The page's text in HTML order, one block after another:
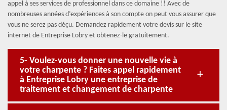
appel à ses services de professionnel dans ce domaine !! Avec de
nombreuses années d’expériences à son compte on peut vous assurer que
vous ne serez pas déçu. Demandez rapidement votre devis sur le site
internet de Entreprise Lobry et obtenez-le gratuitement.
5- Voulez-vous donner une nouvelle vie à
votre charpente ? Faites appel rapidement
à Entreprise Lobry une entreprise de
traitement et changement de charpente